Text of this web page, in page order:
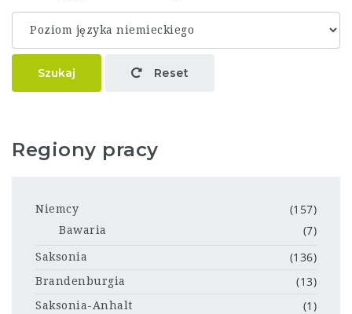
Szukaj Reset
Regiony pracy
Niemcy (157)
Bawaria (7)
Saksonia (136)
Brandenburgia (13)
Saksonia-Anhalt (1)